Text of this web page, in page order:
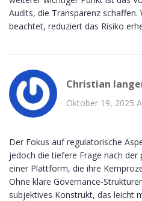
Audits, die Transparenz schaffen.
beachtet, reduziert das Risiko
Christian
Oktober 19, 2025
Der Fokus auf regulatorische
jedoch die tiefere Frage nach
einer Plattform, die ihre
Ohne klare
subjektives Konstrukt, das leicht